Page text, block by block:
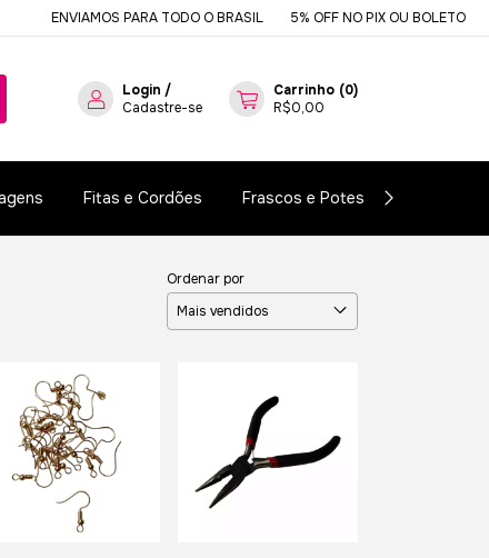
ENVIAMOS PARA TODO O BRASIL 5% OFF NO PIX OU BOLETO
Login /
Cadastre-se
Carrinho (0)
R$0,00
Fitas e Cordões Frascos e Potes
Ordenar por